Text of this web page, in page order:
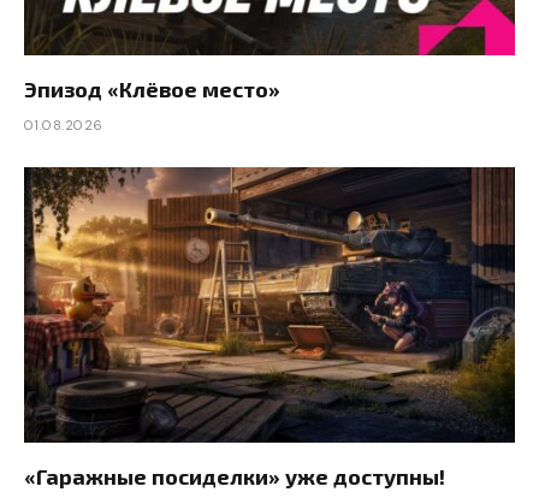
Эпизод «Клёвое место»
01.08.2026
«Гаражные посиделки» уже доступны!